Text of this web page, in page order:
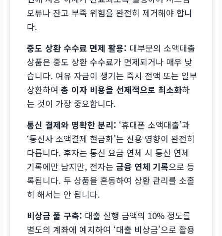
오류나 잔고 부족 위험을 완전히 제거해야 합니
다.
중도 상환 수수료 면제 활용: 대부분의 소액대출
상품은 중도 상환 수수료가 면제되거나 매우 낮
습니다. 여유 자금이 생기는 즉시 전액 또는 일부
상환하여총 이자 비용을 선제적으로 최소화하
는 것이 가장 중요합니다.
통신 결제와 명확한 분리: ‘휴대폰 소액대출’과
‘통신사 소액결제 현금화’는 신용 영향이 완전히
다릅니다. 후자는 통신 요금 연체 시 통신 연체
기록에만 남지만, 전자는금융 연체 기록으로 등
록됩니다. 두 상품을 혼동하여 상환 관리를 소홀
히 해서는 안 됩니다.
비상금 풀 구축: 대출 실행 금액의 10% 정도를
별도의 계좌에 예치하여 ‘대출 비상금’으로 활용